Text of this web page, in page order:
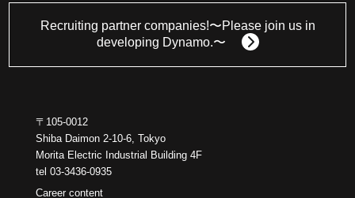
Recruiting partner companies!〜Please join us in
developing Dynamo.〜
〒105-0012
Shiba Daimon 2-10-6, Tokyo
Morita Electric Industrial Building 4F
tel 03-3436-0935
Career content